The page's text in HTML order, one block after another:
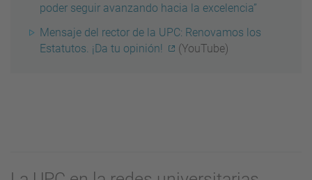
poder seguir avanzando hacia la excelencia”
Mensaje del rector de la UPC: Renovamos los
Estatutos. ¡Da tu opinión!
(YouTube)